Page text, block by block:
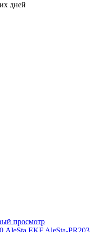
дней
просмотр